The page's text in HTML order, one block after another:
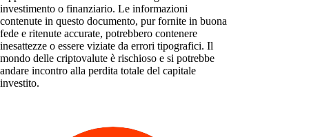
investimento o finanziario. Le informazioni
contenute in questo documento, pur fornite in buona
fede e ritenute accurate, potrebbero contenere
inesattezze o essere viziate da errori tipografici. Il
mondo delle criptovalute è rischioso e si potrebbe
andare incontro alla perdita totale del capitale
investito.